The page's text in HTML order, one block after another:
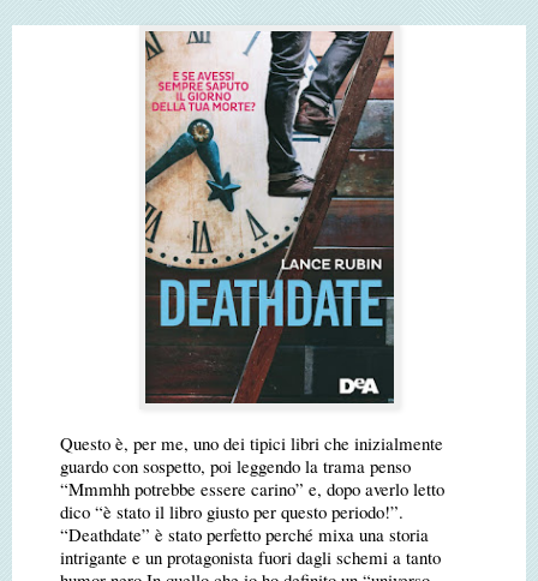
Questo è, per me, uno dei tipici libri che inizialmente
guardo con sospetto, poi leggendo la trama penso
“Mmmhh potrebbe essere carino” e, dopo averlo letto
dico “è stato il libro giusto per questo periodo!”.
“Deathdate” è stato perfetto perché mixa una storia
intrigante e un protagonista fuori dagli schemi a tanto